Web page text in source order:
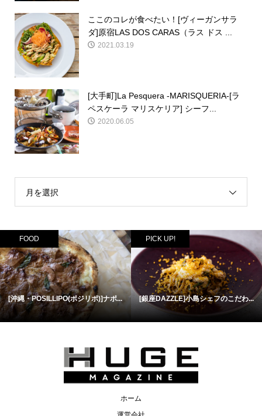
ここのコレが食べたい！[ヴィーガンサラ
ダ]原宿LAS DOS CARAS（ラス ドス ...
2021.03.19
[大手町]La Pesquera -MARISQUERIA-[ラ
ペスケーラ マリスケリア] シーフ...
2020.06.05
月を選択
FOOD
[沖縄・POSILLIPO(ポジリポ)]ナポ...
PICK UP!
[銀座DAZZLE]小島シェフのこだわ...
ホーム